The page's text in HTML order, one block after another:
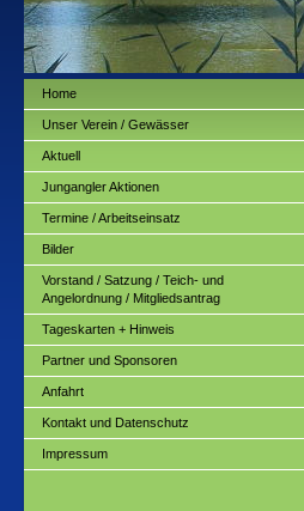
Home
Unser Verein / Gewässer
Aktuell
Jungangler Aktionen
Termine / Arbeitseinsatz
Bilder
Vorstand / Satzung / Teich- und
Angelordnung / Mitgliedsantrag
Tageskarten + Hinweis
Partner und Sponsoren
Anfahrt
Kontakt und Datenschutz
Impressum